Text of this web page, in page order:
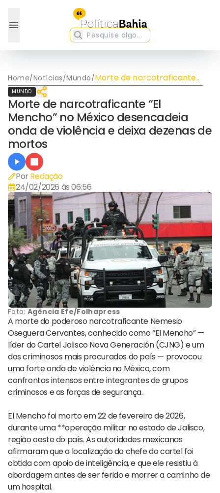
Home/Notícias/Mundo/Morte de narcotraficante
“El Mencho” no México
desencadeia onda de
violência e deixa dezenas
de mortos
MUNDO
Morte de narcotraficante “El
Mencho” no México desencadeia
onda de violência e deixa dezenas de
mortos
Por Redação
24/02/2026 às 06:56
Foto:Agência Efe/Folhapress
A morte do poderoso narcotraficante Nemesio
Oseguera Cervantes, conhecido como “El Mencho” —
líder do Cartel Jalisco Nova Generación (CJNG) e um
dos criminosos mais procurados do país — provocou
uma forte onda de violência no México, com
confrontos intensos entre integrantes de grupos
criminosos e as forças de segurança.
El Mencho foi morto em 22 de fevereiro de 2026,
durante uma **operação militar no estado de Jalisco,
região oeste do país. As autoridades mexicanas
afirmaram que a localização do chefe do cartel foi
obtida com apoio de inteligência, e que ele resistiu à
abordagem antes de ser ferido e morrer a caminho de
um hospital.